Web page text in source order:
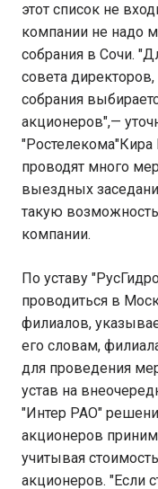
этот список не
компании не надо
собрания в Сочи.
совета
собрания
акционеров",—
"Ростелекома"Кира
проводят много
выездных
такую возможность
компании.
По уставу
проводиться в
филиалов,
его словам,
для проведения
устав на
"Интер РАО"
акционеров
учитывая
акционеров. "Если